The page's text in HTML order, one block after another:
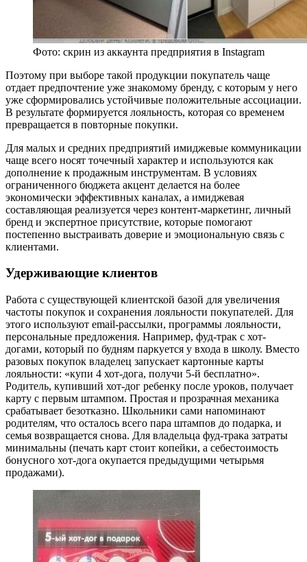
Фото: cкрин из аккаунта предприятия в Instagram
Поэтому при выборе такой продукции покупатель чаще
отдает предпочтение уже знакомому бренду, с которым у него
уже сформировались устойчивые положительные ассоциации.
В результате формируется лояльность, которая со временем
превращается в повторные покупки.
Для малых и средних предприятий имиджевые коммуникации
чаще всего носят точечный характер и используются как
дополнение к продажным инструментам. В условиях
ограниченного бюджета акцент делается на более
экономически эффективных каналах, а имиджевая
составляющая реализуется через контент-маркетинг, личный
бренд и экспертное присутствие, которые помогают
постепенно выстраивать доверие и эмоциональную связь с
клиентами.
Удерживающие клиентов
Работа с существующей клиентской базой для увеличения
частоты покупок и сохранения лояльности покупателей. Для
этого используют email‑рассылки, программы лояльности,
персональные предложения. Например, фуд-трак с хот-
догами, который по будням паркуется у входа в школу. Вместо
разовых покупок владелец запускает картонные карты
лояльности: «купи 4 хот-дога, получи 5-й бесплатно».
Родитель, купивший хот-дог ребенку после уроков, получает
карту с первым штампом. Простая и прозрачная механика
срабатывает безотказно. Школьники сами напоминают
родителям, что осталось всего пара штампов до подарка, и
семья возвращается снова. Для владельца фуд-трака затраты
минимальны (печать карт стоит копейки, а себестоимость
бонусного хот-дога окупается предыдущими четырьмя
продажами).